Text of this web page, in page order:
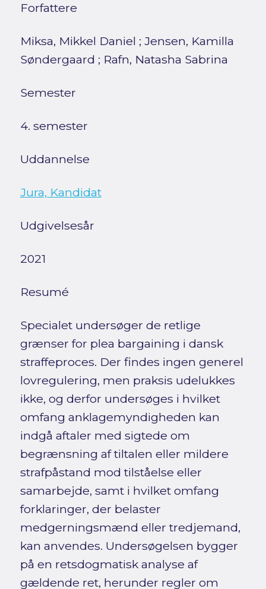
Forfattere
Miksa, Mikkel Daniel ; Jensen, Kamilla
Søndergaard ; Rafn, Natasha Sabrina
Semester
4. semester
Uddannelse
Jura, Kandidat
Udgivelsesår
2021
Resumé
Specialet undersøger de retlige
grænser for plea bargaining i dansk
straffeproces. Der findes ingen generel
lovregulering, men praksis udelukkes
ikke, og derfor undersøges i hvilket
omfang anklagemyndigheden kan
indgå aftaler med sigtede om
begrænsning af tiltalen eller mildere
strafpåstand mod tilståelse eller
samarbejde, samt i hvilket omfang
forklaringer, der belaster
medgerningsmænd eller tredjemand,
kan anvendes. Undersøgelsen bygger
på en retsdogmatisk analyse af
gældende ret, herunder regler om